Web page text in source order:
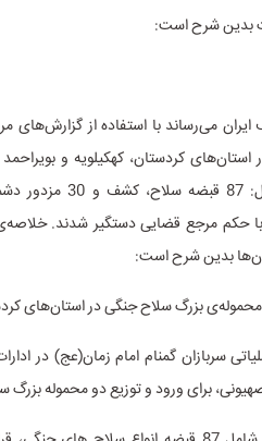
بدین شرح است:
می‌رساند با استفاده از گزارش‌های
نیمه‌سنگین جنگی
حکم مرجع قضایی دستگیر شدند.
بدین شرح است:
سربازان گمنام امام زمان(عج) در
برای ورود و توزیع دو محموله بزرگ